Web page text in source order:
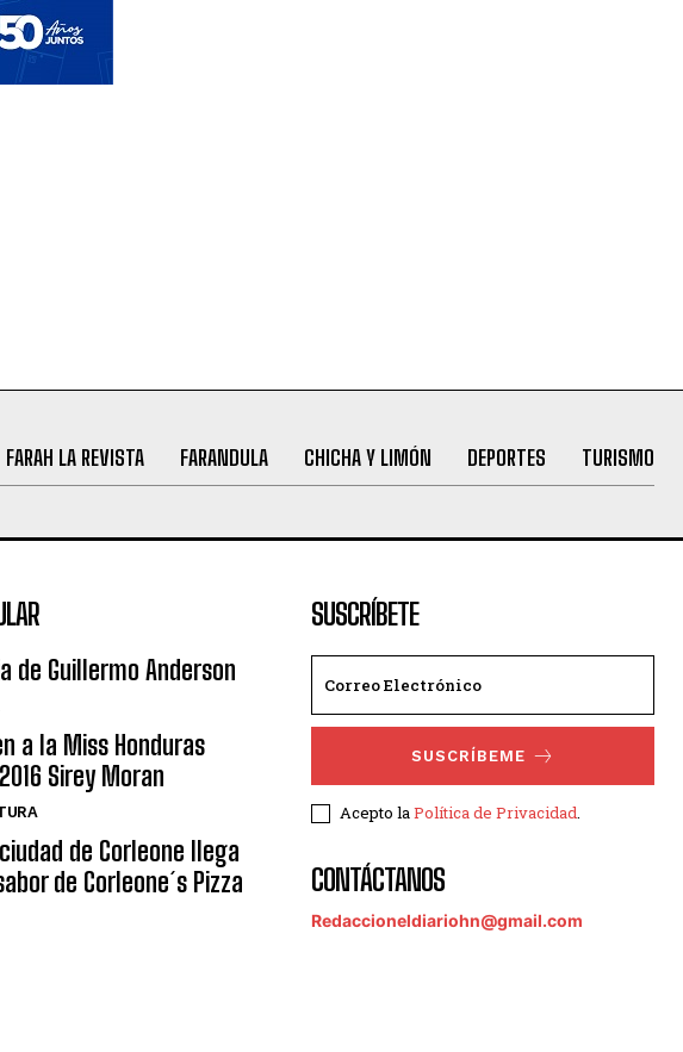
FARAH LA REVISTA FARANDULA CHICHA Y LIMÓN DEPORTES TURISMO
de Guillermo Anderson
a la Miss Honduras
Sirey Moran
de Corleone llega
de Corleone´s Pizza
SUSCRÍBETE
SUSCRÍBEME
Acepto laPolítica de Privacidad.
CONTÁCTANOS
Redaccioneldiariohn@gmail.com